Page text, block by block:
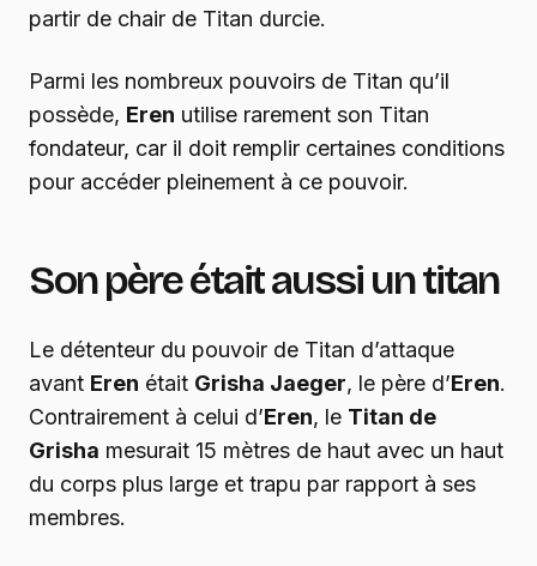
partir de chair de Titan durcie.
Parmi les nombreux pouvoirs de Titan qu’il
possède, Eren utilise rarement son Titan
fondateur, car il doit remplir certaines conditions
pour accéder pleinement à ce pouvoir.
Son père était aussi un titan
Le détenteur du pouvoir de Titan d’attaque
avant Eren était Grisha Jaeger, le père d’Eren.
Contrairement à celui d’Eren, le Titan de
Grisha mesurait 15 mètres de haut avec un haut
du corps plus large et trapu par rapport à ses
membres.